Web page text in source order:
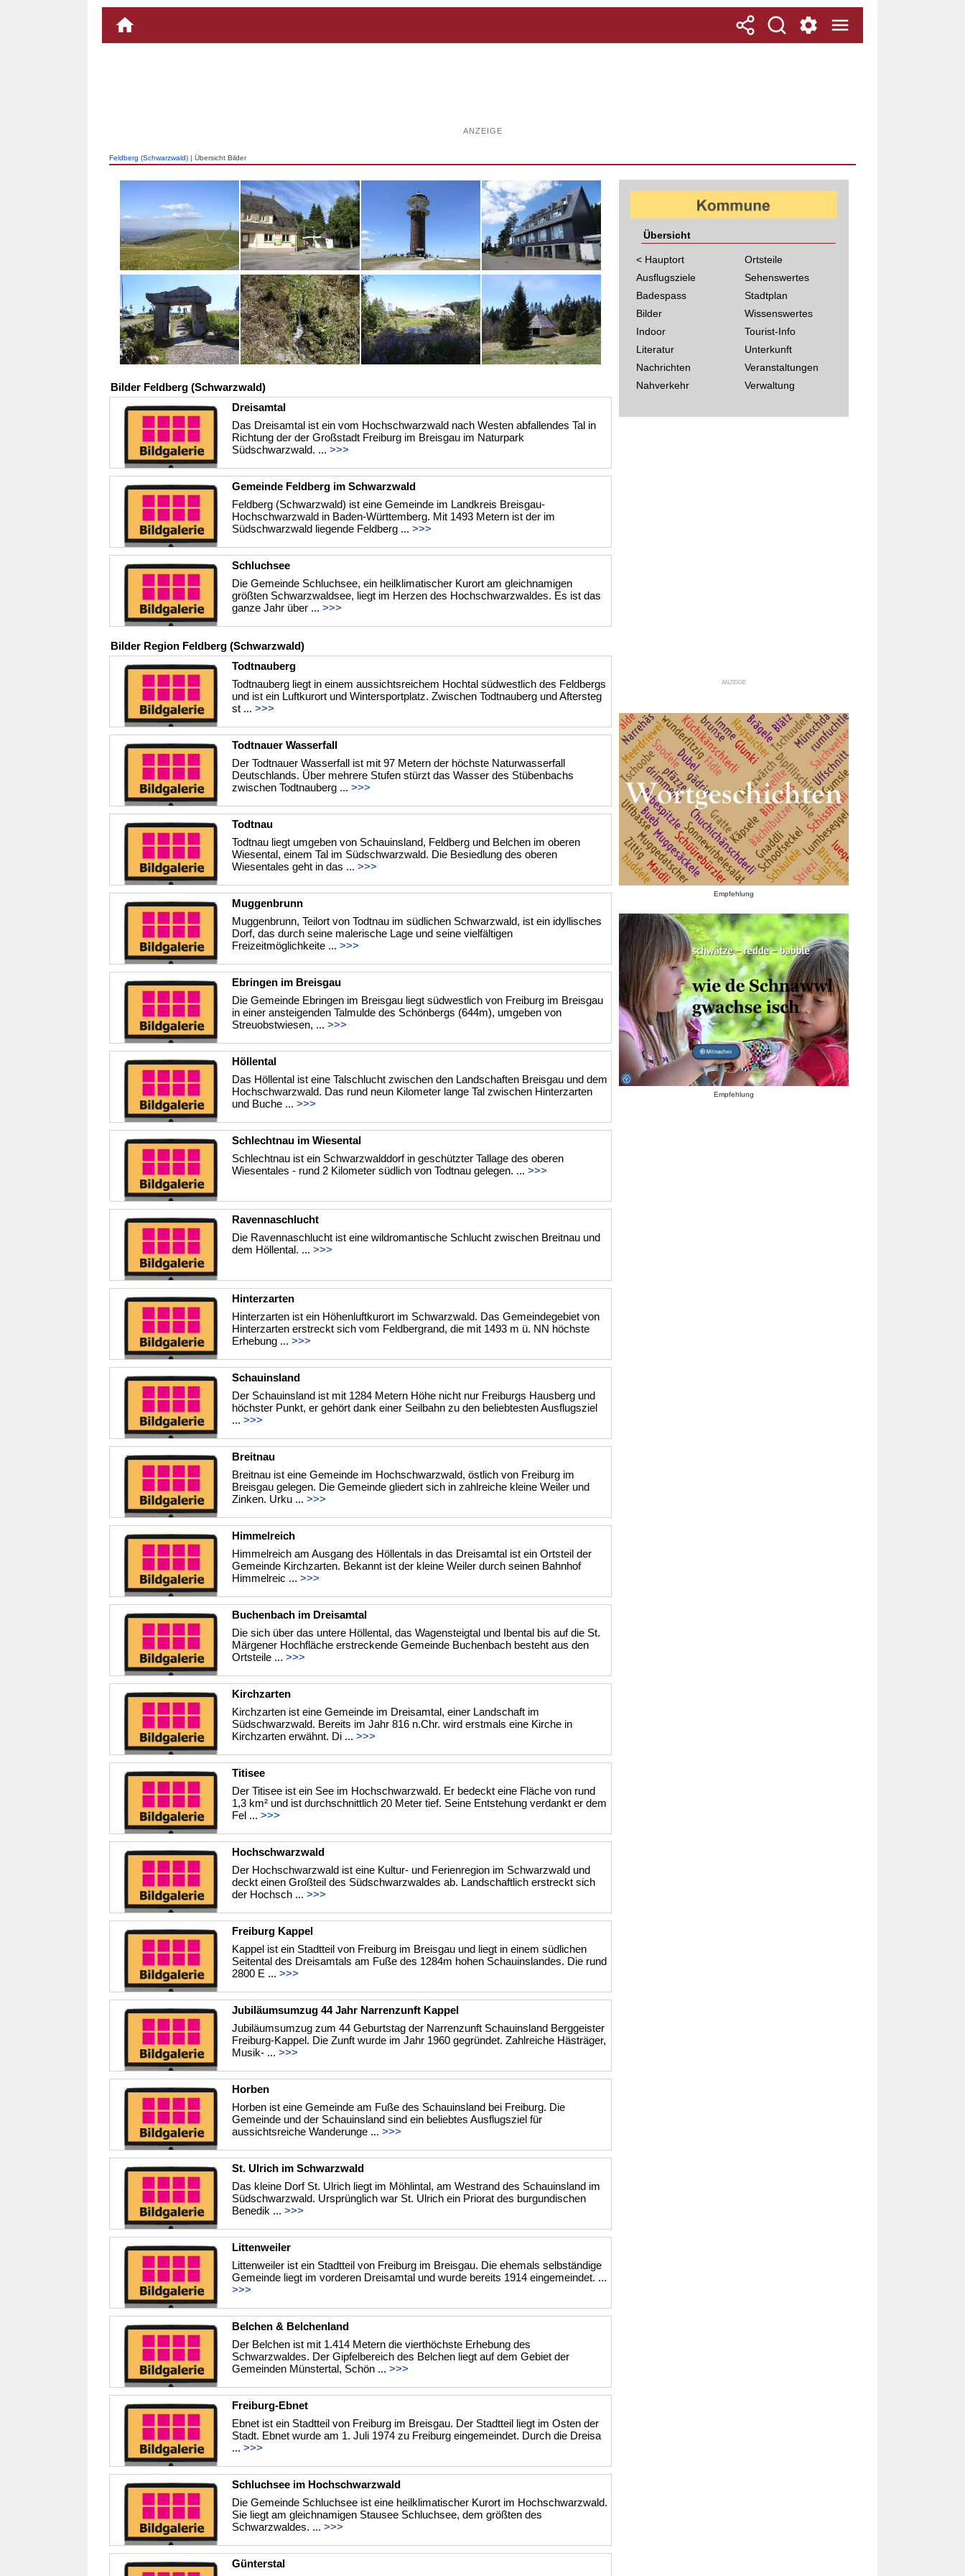
ANZEIGE
Feldberg (Schwarzwald) | Übersicht Bilder
Bilder Feldberg (Schwarzwald)
Dreisamtal
Das Dreisamtal ist ein vom Hochschwarzwald nach Westen abfallendes Tal in
Richtung der der Großstadt Freiburg im Breisgau im Naturpark
Südschwarzwald. ... >>>
Gemeinde Feldberg im Schwarzwald
Feldberg (Schwarzwald) ist eine Gemeinde im Landkreis Breisgau-
Hochschwarzwald in Baden-Württemberg. Mit 1493 Metern ist der im
Südschwarzwald liegende Feldberg ... >>>
Schluchsee
Die Gemeinde Schluchsee, ein heilklimatischer Kurort am gleichnamigen
größten Schwarzwaldsee, liegt im Herzen des Hochschwarzwaldes. Es ist das
ganze Jahr über ... >>>
Bilder Region Feldberg (Schwarzwald)
Todtnauberg
Todtnauberg liegt in einem aussichtsreichem Hochtal südwestlich des Feldbergs
und ist ein Luftkurort und Wintersportplatz. Zwischen Todtnauberg und Aftersteg
st ... >>>
Todtnauer Wasserfall
Der Todtnauer Wasserfall ist mit 97 Metern der höchste Naturwasserfall
Deutschlands. Über mehrere Stufen stürzt das Wasser des Stübenbachs
zwischen Todtnauberg ... >>>
Todtnau
Todtnau liegt umgeben von Schauinsland, Feldberg und Belchen im oberen
Wiesental, einem Tal im Südschwarzwald. Die Besiedlung des oberen
Wiesentales geht in das ... >>>
Muggenbrunn
Muggenbrunn, Teilort von Todtnau im südlichen Schwarzwald, ist ein idyllisches
Dorf, das durch seine malerische Lage und seine vielfältigen
Freizeitmöglichkeite ... >>>
Ebringen im Breisgau
Die Gemeinde Ebringen im Breisgau liegt südwestlich von Freiburg im Breisgau
in einer ansteigenden Talmulde des Schönbergs (644m), umgeben von
Streuobstwiesen, ... >>>
Höllental
Das Höllental ist eine Talschlucht zwischen den Landschaften Breisgau und dem
Hochschwarzwald. Das rund neun Kilometer lange Tal zwischen Hinterzarten
und Buche ... >>>
Schlechtnau im Wiesental
Schlechtnau ist ein Schwarzwalddorf in geschützter Tallage des oberen
Wiesentales - rund 2 Kilometer südlich von Todtnau gelegen. ... >>>
Ravennaschlucht
Die Ravennaschlucht ist eine wildromantische Schlucht zwischen Breitnau und
dem Höllental. ... >>>
Hinterzarten
Hinterzarten ist ein Höhenluftkurort im Schwarzwald. Das Gemeindegebiet von
Hinterzarten erstreckt sich vom Feldbergrand, die mit 1493 m ü. NN höchste
Erhebung ... >>>
Schauinsland
Der Schauinsland ist mit 1284 Metern Höhe nicht nur Freiburgs Hausberg und
höchster Punkt, er gehört dank einer Seilbahn zu den beliebtesten Ausflugsziel
... >>>
Breitnau
Breitnau ist eine Gemeinde im Hochschwarzwald, östlich von Freiburg im
Breisgau gelegen. Die Gemeinde gliedert sich in zahlreiche kleine Weiler und
Zinken. Urku ... >>>
Himmelreich
Himmelreich am Ausgang des Höllentals in das Dreisamtal ist ein Ortsteil der
Gemeinde Kirchzarten. Bekannt ist der kleine Weiler durch seinen Bahnhof
Himmelreic ... >>>
Buchenbach im Dreisamtal
Die sich über das untere Höllental, das Wagensteigtal und Ibental bis auf die St.
Märgener Hochfläche erstreckende Gemeinde Buchenbach besteht aus den
Ortsteile ... >>>
Kirchzarten
Kirchzarten ist eine Gemeinde im Dreisamtal, einer Landschaft im
Südschwarzwald. Bereits im Jahr 816 n.Chr. wird erstmals eine Kirche in
Kirchzarten erwähnt. Di ... >>>
Titisee
Der Titisee ist ein See im Hochschwarzwald. Er bedeckt eine Fläche von rund
1,3 km² und ist durchschnittlich 20 Meter tief. Seine Entstehung verdankt er dem
Fel ... >>>
Hochschwarzwald
Der Hochschwarzwald ist eine Kultur- und Ferienregion im Schwarzwald und
deckt einen Großteil des Südschwarzwaldes ab. Landschaftlich erstreckt sich
der Hochsch ... >>>
Freiburg Kappel
Kappel ist ein Stadtteil von Freiburg im Breisgau und liegt in einem südlichen
Seitental des Dreisamtals am Fuße des 1284m hohen Schauinslandes. Die rund
2800 E ... >>>
Jubiläumsumzug 44 Jahr Narrenzunft Kappel
Jubiläumsumzug zum 44 Geburtstag der Narrenzunft Schauinsland Berggeister
Freiburg-Kappel. Die Zunft wurde im Jahr 1960 gegründet. Zahlreiche Hästräger,
Musik- ... >>>
Horben
Horben ist eine Gemeinde am Fuße des Schauinsland bei Freiburg. Die
Gemeinde und der Schauinsland sind ein beliebtes Ausflugsziel für
aussichtsreiche Wanderunge ... >>>
St. Ulrich im Schwarzwald
Das kleine Dorf St. Ulrich liegt im Möhlintal, am Westrand des Schauinsland im
Südschwarzwald. Ursprünglich war St. Ulrich ein Priorat des burgundischen
Benedik ... >>>
Littenweiler
Littenweiler ist ein Stadtteil von Freiburg im Breisgau. Die ehemals selbständige
Gemeinde liegt im vorderen Dreisamtal und wurde bereits 1914 eingemeindet. ...
>>>
Belchen & Belchenland
Der Belchen ist mit 1.414 Metern die vierthöchste Erhebung des
Schwarzwaldes. Der Gipfelbereich des Belchen liegt auf dem Gebiet der
Gemeinden Münstertal, Schön ... >>>
Freiburg-Ebnet
Ebnet ist ein Stadtteil von Freiburg im Breisgau. Der Stadtteil liegt im Osten der
Stadt. Ebnet wurde am 1. Juli 1974 zu Freiburg eingemeindet. Durch die Dreisa
... >>>
Schluchsee im Hochschwarzwald
Die Gemeinde Schluchsee ist eine heilklimatischer Kurort im Hochschwarzwald.
Sie liegt am gleichnamigen Stausee Schluchsee, dem größten des
Schwarzwaldes. ... >>>
Günterstal
Übersicht
< Hauptort
Ausflugsziele
Badespass
Bilder
Indoor
Literatur
Nachrichten
Nahverkehr
Ortsteile
Sehenswertes
Stadtplan
Wissenswertes
Tourist-Info
Unterkunft
Veranstaltungen
Verwaltung
ANZEIGE
Empfehlung
Empfehlung